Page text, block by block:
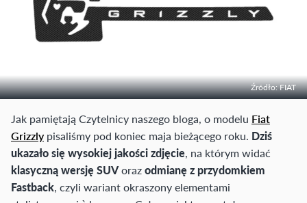
Źródło: FIAT
Jak pamiętają Czytelnicy naszego bloga, o modelu Fiat
Grizzly pisaliśmy pod koniec maja bieżącego roku. Dziś
ukazało się wysokiej jakości zdjęcie, na którym widać
klasyczną wersję SUVorazodmianę z przydomkiem
Fastback, czyli wariant okraszony elementami